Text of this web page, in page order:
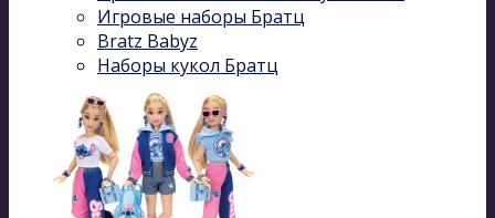
Игровые наборы Братц
Bratz Babyz
Наборы кукол Братц